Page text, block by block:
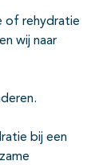
of rehydratie
wij naar
bij een